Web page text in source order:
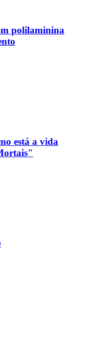
polilaminina
está a vida